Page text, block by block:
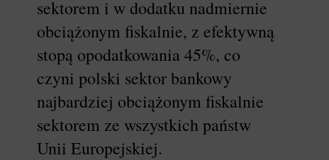
sektorem i w dodatku nadmiernie
obciążonym fiskalnie, z efektywną
stopą opodatkowania 45%, co
czyni polski sektor bankowy
najbardziej obciążonym fiskalnie
sektorem ze wszystkich państw
Unii Europejskiej.